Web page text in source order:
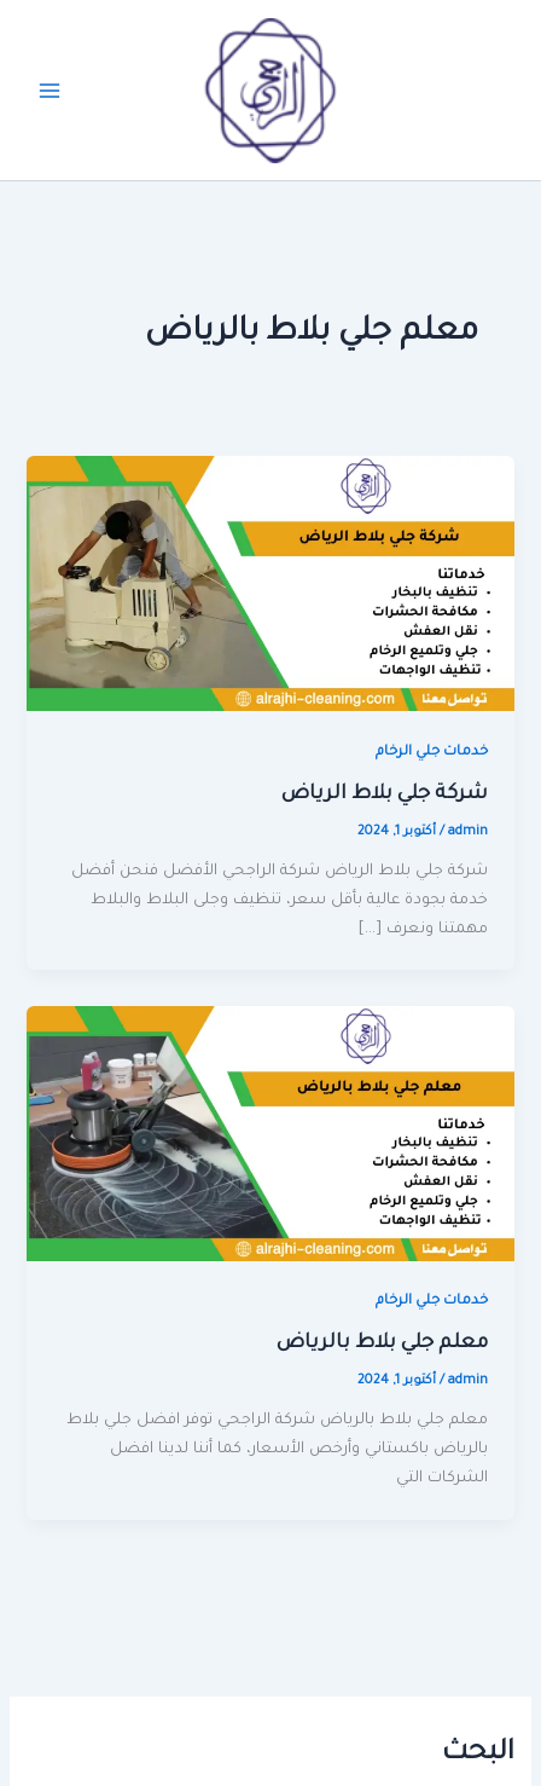
معلم جلي بلاط بالرياض
خدمات جلي الرخام
شركة جلي بلاط الرياض
admin
/أكتوبر 1, 2024
شركة جلي بلاط الرياض شركة الراجحي الأفضل فنحن أفضل
خدمة بجودة عالية بأقل سعر، تنظيف وجلى البلاط والبلاط
مهمتنا ونعرف […]
خدمات جلي الرخام
معلم جلي بلاط بالرياض
admin
/أكتوبر 1, 2024
معلم جلي بلاط بالرياض شركة الراجحي توفر افضل جلي بلاط
بالرياض باكستاني وأرخص الأسعار، كما أننا لدينا افضل
الشركات التي
البحث